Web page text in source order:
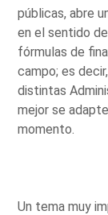
públicas, abre
en el sentido
fórmulas de
campo; es
distintas
mejor se
momento.
Un tema muy